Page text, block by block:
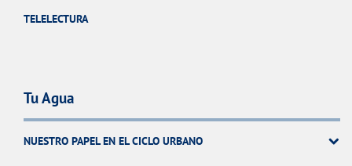
TELELECTURA
Tu Agua
NUESTRO PAPEL EN EL CICLO URBANO